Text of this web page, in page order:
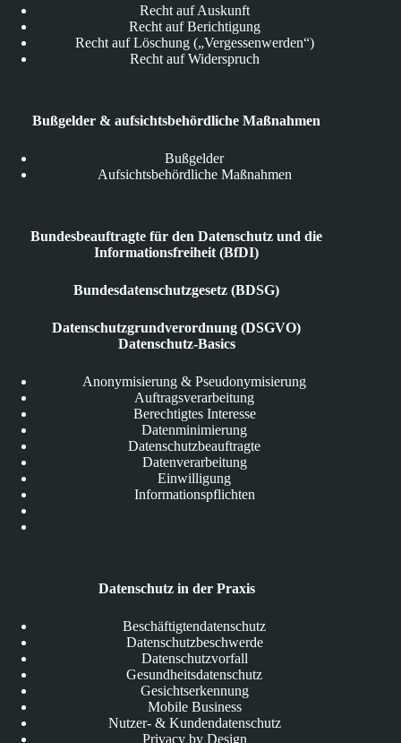
Recht auf Auskunft
Recht auf Berichtigung
Recht auf Löschung („Vergessenwerden“)
Recht auf Widerspruch
Bußgelder & aufsichtsbehördliche Maßnahmen
Bußgelder
Aufsichtsbehördliche Maßnahmen
Bundesbeauftragte für den Datenschutz und die
Informationsfreiheit (BfDI)
Bundesdatenschutzgesetz (BDSG)
Datenschutzgrundverordnung (DSGVO)
Datenschutz-Basics
Anonymisierung & Pseudonymisierung
Auftragsverarbeitung
Berechtigtes Interesse
Datenminimierung
Datenschutzbeauftragte
Datenverarbeitung
Einwilligung
Informationspflichten
Datenschutz in der Praxis
Beschäftigtendatenschutz
Datenschutzbeschwerde
Datenschutzvorfall
Gesundheitsdatenschutz
Gesichtserkennung
Mobile Business
Nutzer- & Kundendatenschutz
Privacy by Design